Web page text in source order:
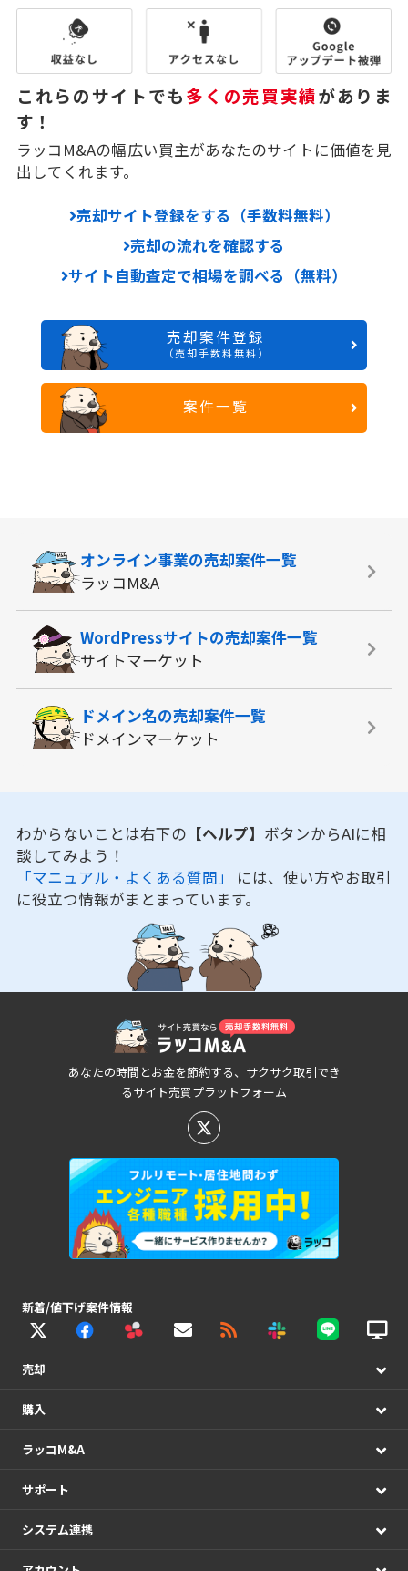
これらのサイトでも多くの売買実績がありま
す！
ラッコM&Aの幅広い買主があなたのサイトに価値を見
出してくれます。
売却サイト登録をする（手数料無料）
売却の流れを確認する
サイト自動査定で相場を調べる（無料）
売却案件登録
（売却手数料無料）
案件一覧
オンライン事業の売却案件一覧
ラッコM&A
WordPressサイトの売却案件一覧
サイトマーケット
ドメイン名の売却案件一覧
ドメインマーケット
わからないことは右下の 【ヘルプ】 ボタンからAIに相
談してみよう！
「マニュアル・よくある質問」 には、使い方やお取引
に役立つ情報がまとまっています。
あなたの時間とお金を節約する、サクサク取引でき
るサイト売買プラットフォーム
新着/値下げ案件情報
売却
購入
ラッコM&A
サポート
システム連携